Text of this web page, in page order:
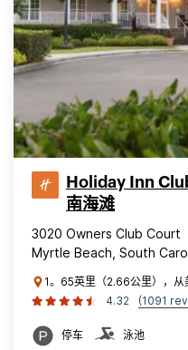
Holiday Inn
南海滩
3020 Owners Club Court
Myrtle Beach, South
1。65英里（2.66公里），
4.32
(1091
停车 泳池